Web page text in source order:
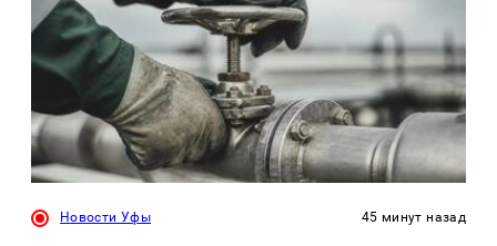
Новости Уфы 45 минут назад